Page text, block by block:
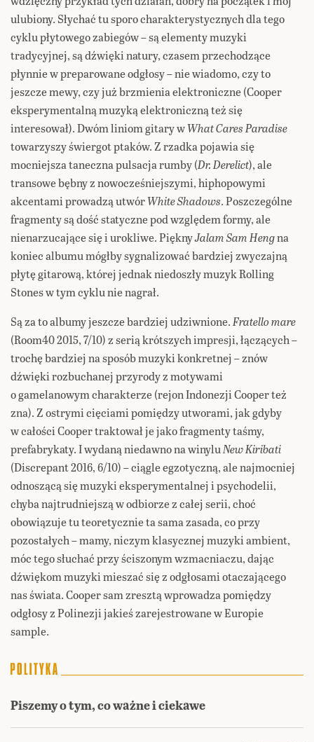
ulubiony. Słychać tu sporo charakterystycznych dla tego
cyklu płytowego zabiegów – są elementy muzyki
tradycyjnej, są dźwięki natury, czasem przechodzące
płynnie w preparowane odgłosy – nie wiadomo, czy to
jeszcze mewy, czy już brzmienia elektroniczne (Cooper
eksperymentalną muzyką elektroniczną też się
interesował). Dwóm liniom gitary wWhat Cares Paradise
towarzyszy świergot ptaków. Z rzadka pojawia się
mocniejsza taneczna pulsacja rumby (Dr. Derelict), ale
transowe bębny z nowocześniejszymi, hiphopowymi
akcentami prowadzą utwórWhite Shadows. Poszczególne
fragmenty są dość statyczne pod względem formy, ale
nienarzucające się i urokliwe. PięknyJalam Sam Hengna
koniec albumu mógłby sygnalizować bardziej zwyczajną
płytę gitarową, której jednak niedoszły muzyk Rolling
Stones w tym cyklu nie nagrał.
Są za to albumy jeszcze bardziej udziwnione.Fratello mare
(Room40 2015, 7/10) z serią krótszych impresji, łączących –
trochę bardziej na sposób muzyki konkretnej – znów
dźwięki rozbuchanej przyrody z motywami
o gamelanowym charakterze (rejon Indonezji Cooper też
zna). Z ostrymi cięciami pomiędzy utworami, jak gdyby
w całości Cooper traktował je jako fragmenty taśmy,
prefabrykaty. I wydaną niedawno na winyluNew Kiribati
(Discrepant 2016, 6/10) – ciągle egzotyczną, ale najmocniej
odnoszącą się muzyki eksperymentalnej i psychodelii,
chyba najtrudniejszą w odbiorze z całej serii, choć
obowiązuje tu teoretycznie ta sama zasada, co przy
pozostałych – mamy, niczym klasycznej muzyki ambient,
móc tego słuchać przy ściszonym wzmacniaczu, dając
dźwiękom muzyki mieszać się z odgłosami otaczającego
nas świata. Cooper sam zresztą wprowadza pomiędzy
odgłosy z Polinezji jakieś zarejestrowane w Europie
sample.
Piszemy o tym, co ważne i ciekawe